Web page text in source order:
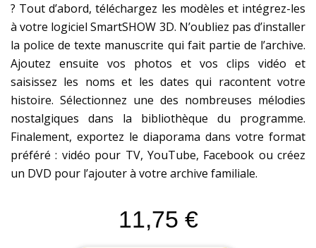
? Tout d’abord, téléchargez les modèles et intégrez-les
à votre logiciel SmartSHOW 3D. N’oubliez pas d’installer
la police de texte manuscrite qui fait partie de l’archive.
Ajoutez ensuite vos photos et vos clips vidéo et
saisissez les noms et les dates qui racontent votre
histoire. Sélectionnez une des nombreuses mélodies
nostalgiques dans la bibliothèque du programme.
Finalement, exportez le diaporama dans votre format
préféré : vidéo pour TV, YouTube, Facebook ou créez
un DVD pour l’ajouter à votre archive familiale.
11,75 €